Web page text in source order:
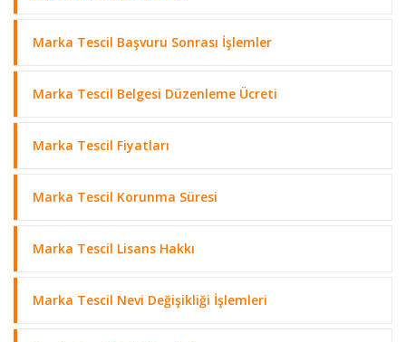
Marka Tescil Başvuru Sonrası İşlemler
Marka Tescil Belgesi Düzenleme Ücreti
Marka Tescil Fiyatları
Marka Tescil Korunma Süresi
Marka Tescil Lisans Hakkı
Marka Tescil Nevi Değişikliği İşlemleri